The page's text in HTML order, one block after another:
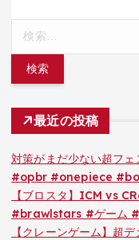
最近の投稿
対策がまだ少ない超フ
#opbr #onepiece
【ブロスタ】ICM vs
#brawlstars #ゲーム
【クレーンゲーム】超